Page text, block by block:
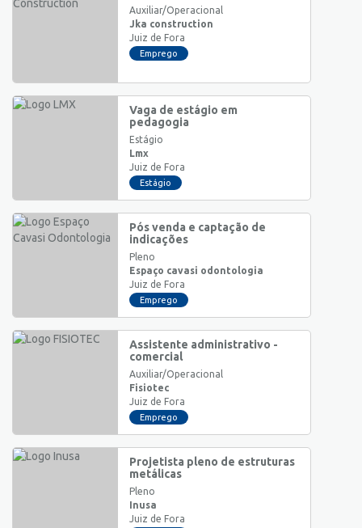
Auxiliar/Operacional
Jka construction
Juiz de Fora
Emprego
Vaga de estágio em
pedagogia
Estágio
Lmx
Juiz de Fora
Estágio
Pós venda e captação de
indicações
Pleno
Espaço cavasi odontologia
Juiz de Fora
Emprego
Assistente administrativo -
comercial
Auxiliar/Operacional
Fisiotec
Juiz de Fora
Emprego
Projetista pleno de estruturas
metálicas
Pleno
Inusa
Juiz de Fora